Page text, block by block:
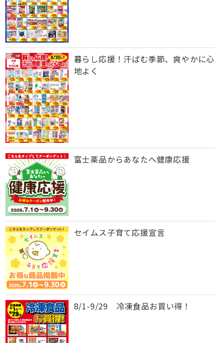
暮らし応援！汗ばむ季節、爽やかに心
地よく
富士薬品からあなたへ健康応援
セイムス子育て応援宣言
8/1-9/29 冷凍食品お買い得！